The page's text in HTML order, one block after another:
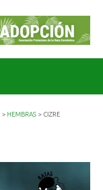
> HEMBRAS > CIZRE